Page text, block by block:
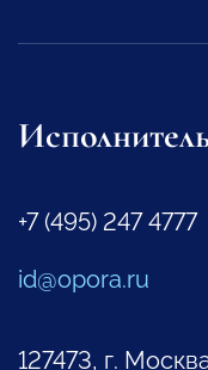
+7 (495) 247 4777
id@opora.ru
127473, г.